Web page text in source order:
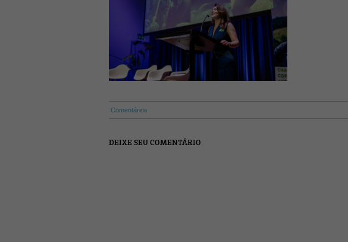
Comentários
DEIXE SEU COMENTÁRIO